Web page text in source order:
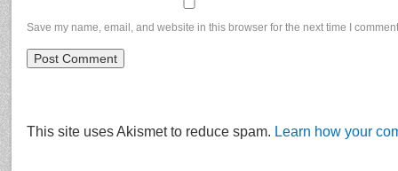
Save my name, email, and website in this browser for the next time I
This site uses Akismet to reduce spam. Learn how your